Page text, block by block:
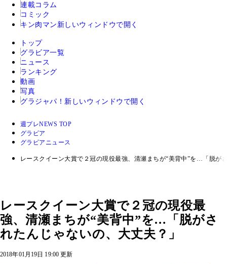
連載コラム
コミック
キン肉マン 新しいウィンドウで開く
トップ
グラビア一覧
ニュース
ランキング
動画
写真
グラジャパ！ 新しいウィンドウで開く
週プレNEWS TOP
グラビア
グラビアニュース
レースクイーン大賞で２冠の現役最強、清瀬まちが“美背中”を…「脱が
レースクイーン大賞で２冠の現役最
強、清瀬まちが“美背中”を…「脱がさ
れたんじゃないの、大丈夫？」
2018年01月19日 19:00 更新